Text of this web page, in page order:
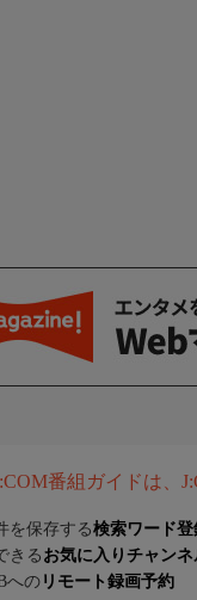
番組ガイドは、
を保存する検索ワード登
きる お気に入りチャンネ
への リモート録画予約